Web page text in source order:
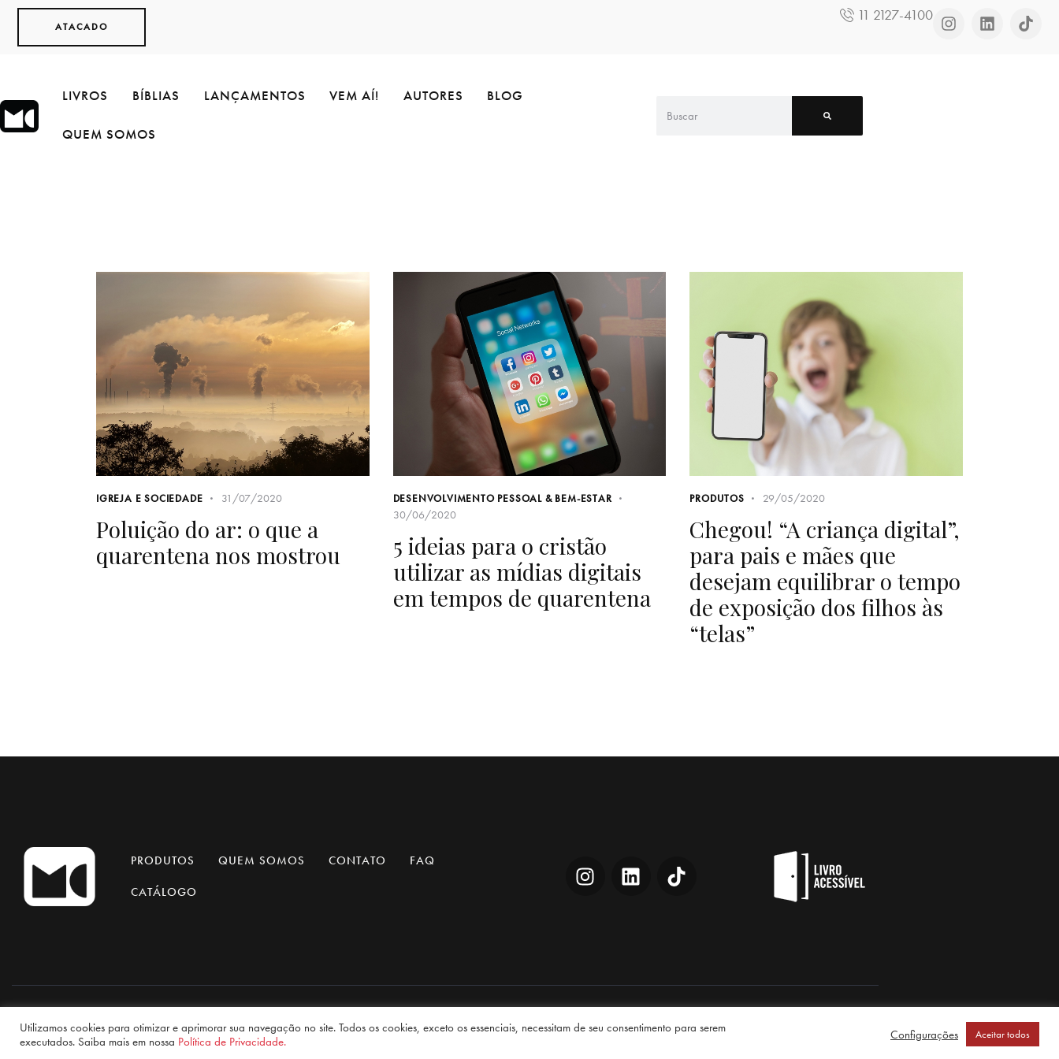
ATACADO
11 2127-4100
LIVROS BÍBLIAS LANÇAMENTOS VEM AÍ! AUTORES BLOG
QUEM SOMOS
IGREJA E SOCIEDADE 31/07/2020
Poluição do ar: o que a
quarentena nos mostrou
DESENVOLVIMENTO PESSOAL & BEM-ESTAR
30/06/2020
5 ideias para o cristão
utilizar as mídias digitais
em tempos de quarentena
PRODUTOS 29/05/2020
Chegou! “A criança digital”,
para pais e mães que
desejam equilibrar o tempo
de exposição dos filhos às
“telas”
PRODUTOS QUEM SOMOS CONTATO
FAQ
CATÁLOGO
Utilizamos cookies para otimizar e aprimorar sua navegação no site. Todos os cookies, exceto os essenciais, necessitam de seu consentimento para serem
executados. Saiba mais em nossa Política de Privacidade. Configurações Aceitar todos